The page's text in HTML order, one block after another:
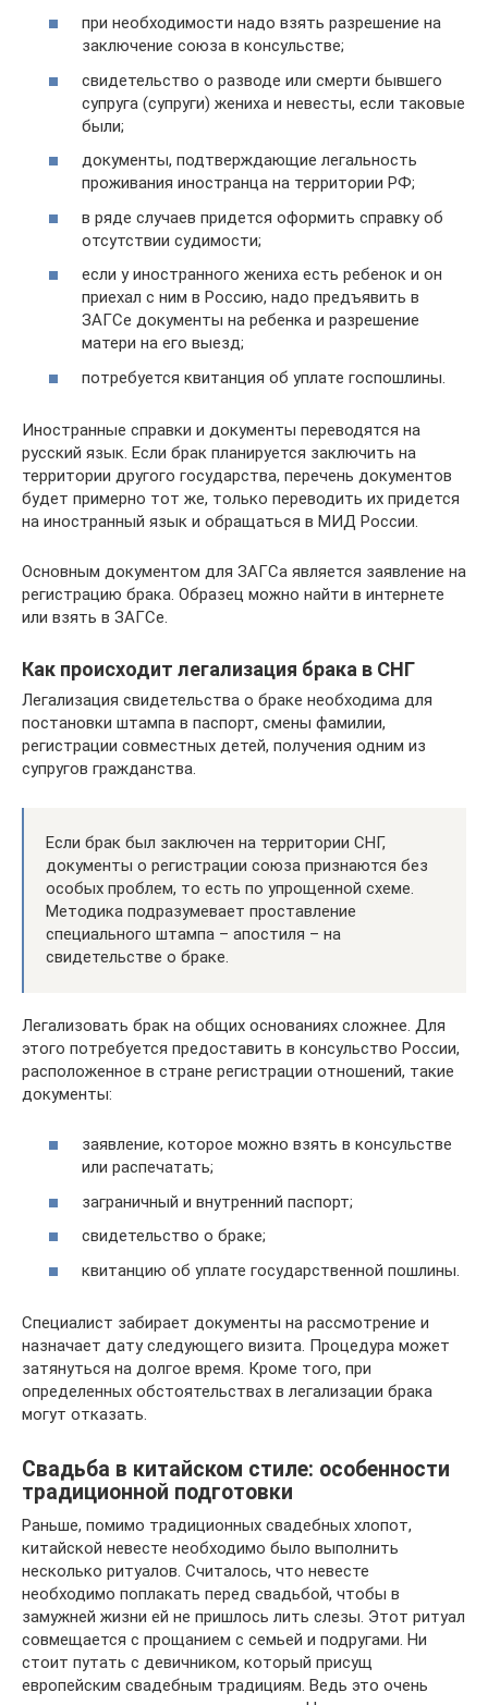
при необходимости надо взять разрешение на
заключение союза в консульстве;
свидетельство о разводе или смерти бывшего
супруга (супруги) жениха и невесты, если таковые
были;
документы, подтверждающие легальность
проживания иностранца на территории РФ;
в ряде случаев придется оформить справку об
отсутствии судимости;
если у иностранного жениха есть ребенок и он
приехал с ним в Россию, надо предъявить в
ЗАГСе документы на ребенка и разрешение
матери на его выезд;
потребуется квитанция об уплате госпошлины.
Иностранные справки и документы переводятся на
русский язык. Если брак планируется заключить на
территории другого государства, перечень документов
будет примерно тот же, только переводить их придется
на иностранный язык и обращаться в МИД России.
Основным документом для ЗАГСа является заявление на
регистрацию брака. Образец можно найти в интернете
или взять в ЗАГСе.
Как происходит легализация брака в СНГ
Легализация свидетельства о браке необходима для
постановки штампа в паспорт, смены фамилии,
регистрации совместных детей, получения одним из
супругов гражданства.
Если брак был заключен на территории СНГ,
документы о регистрации союза признаются без
особых проблем, то есть по упрощенной схеме.
Методика подразумевает проставление
специального штампа – апостиля – на
свидетельстве о браке.
Легализовать брак на общих основаниях сложнее. Для
этого потребуется предоставить в консульство России,
расположенное в стране регистрации отношений, такие
документы:
заявление, которое можно взять в консульстве
или распечатать;
заграничный и внутренний паспорт;
свидетельство о браке;
квитанцию об уплате государственной пошлины.
Специалист забирает документы на рассмотрение и
назначает дату следующего визита. Процедура может
затянуться на долгое время. Кроме того, при
определенных обстоятельствах в легализации брака
могут отказать.
Свадьба в китайском стиле: особенности
традиционной подготовки
Раньше, помимо традиционных свадебных хлопот,
китайской невесте необходимо было выполнить
несколько ритуалов. Считалось, что невесте
необходимо поплакать перед свадьбой, чтобы в
замужней жизни ей не пришлось лить слезы. Этот ритуал
совмещается с прощанием с семьей и подругами. Ни
стоит путать с девичником, который присущ
европейским свадебным традициям. Ведь это очень